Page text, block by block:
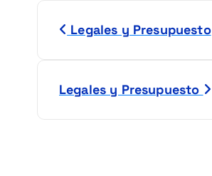
Legales y Presupuesto
Legales y Presupuesto